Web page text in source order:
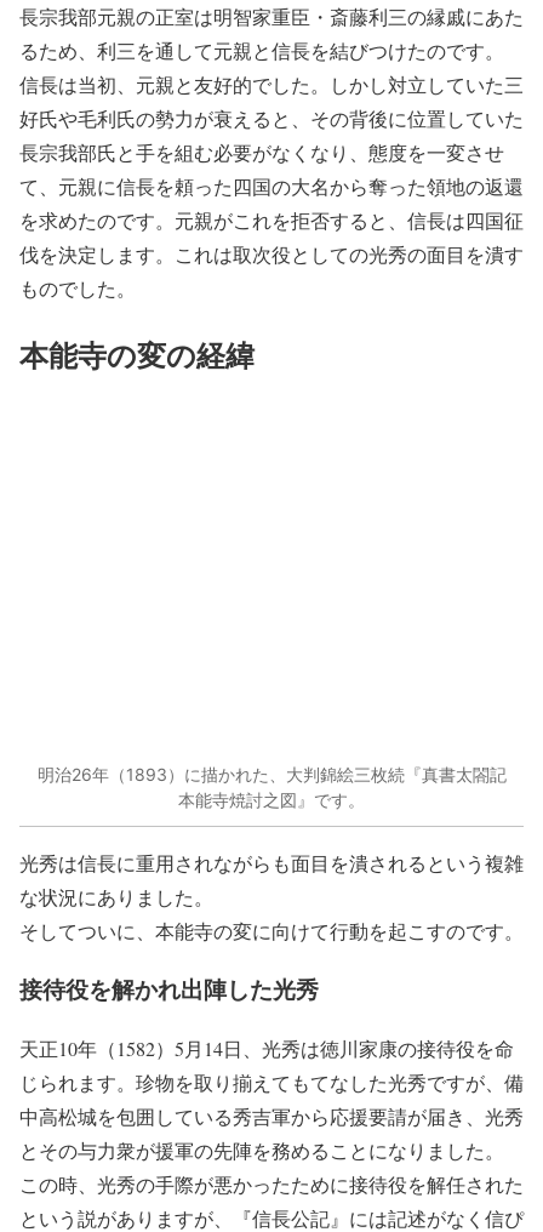
長宗我部元親の正室は明智家重臣・斎藤利三の縁戚にあた
るため、利三を通して元親と信長を結びつけたのです。
信長は当初、元親と友好的でした。しかし対立していた三
好氏や毛利氏の勢力が衰えると、その背後に位置していた
長宗我部氏と手を組む必要がなくなり、態度を一変させ
て、元親に信長を頼った四国の大名から奪った領地の返還
を求めたのです。元親がこれを拒否すると、信長は四国征
伐を決定します。これは取次役としての光秀の面目を潰す
ものでした。
本能寺の変の経緯
明治26年（1893）に描かれた、大判錦絵三枚続『真書太閤記
本能寺焼討之図』です。
光秀は信長に重用されながらも面目を潰されるという複雑
な状況にありました。
そしてついに、本能寺の変に向けて行動を起こすのです。
接待役を解かれ出陣した光秀
天正10年（1582）5月14日、光秀は徳川家康の接待役を命
じられます。珍物を取り揃えてもてなした光秀ですが、備
中高松城を包囲している秀吉軍から応援要請が届き、光秀
とその与力衆が援軍の先陣を務めることになりました。
この時、光秀の手際が悪かったために接待役を解任された
という説がありますが、『信長公記』には記述がなく信ぴ